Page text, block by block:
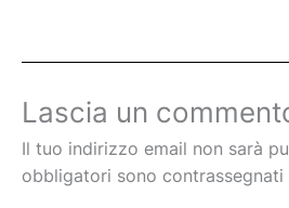
Lascia un
Il tuo indirizzo email non sarà
obbligatori sono contrassegnati